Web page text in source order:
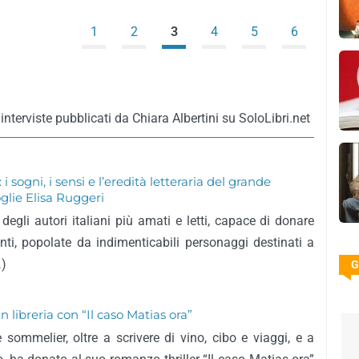
1 2 3 4 5 6
pubblicati da Chiara Albertini su SoloLibri.net
sogni, i sensi e l’eredità letteraria del grande
Elisa Ruggeri
autori italiani più amati e letti, capace di donare
popolate da indimenticabili personaggi destinati a
libreria con “Il caso Matias ora”
sommelier, oltre a scrivere di vino, cibo e viaggi, e a